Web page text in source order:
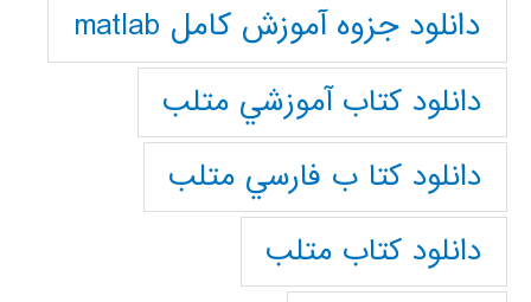
دانلود جزوه آموزش کامل matlab
دانلود كتاب آموزشي متلب
دانلود كتا ب فارسي متلب
دانلود كتاب متلب